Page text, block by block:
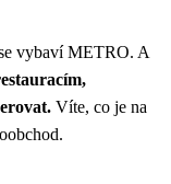
vybaví METRO. A
Víte, co je na